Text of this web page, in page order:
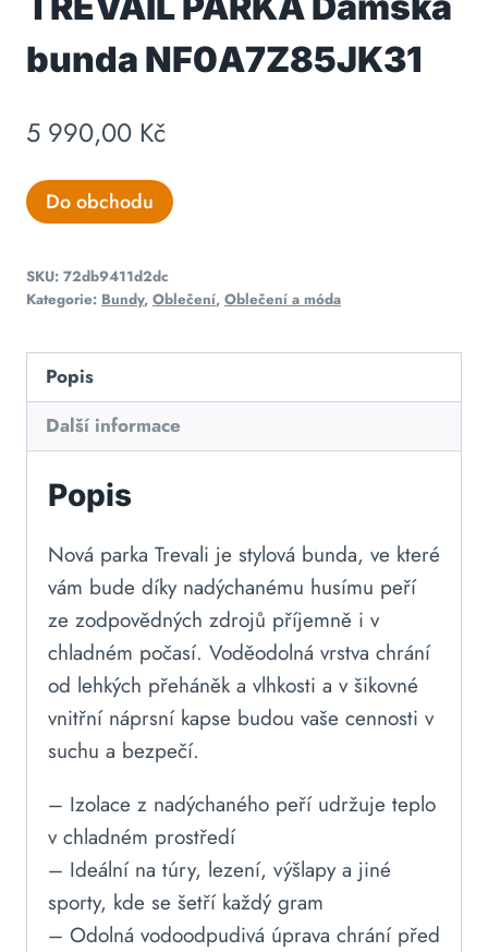
bunda NF0A7Z85JK31
5 990,00 Kč
Do obchodu
SKU: 72db9411d2dc
Kategorie: Bundy, Oblečení, Oblečení a móda
Popis
Další informace
Popis
Nová parka Trevali je stylová bunda, ve které
vám bude díky nadýchanému husímu peří
ze zodpovědných zdrojů příjemně i v
chladném počasí. Voděodolná vrstva chrání
od lehkých přeháněk a vlhkosti a v šikovné
vnitřní náprsní kapse budou vaše cennosti v
suchu a bezpečí.
– Izolace z nadýchaného peří udržuje teplo
v chladném prostředí
– Ideální na túry, lezení, výšlapy a jiné
sporty, kde se šetří každý gram
– Odolná vodoodpudivá úprava chrání před